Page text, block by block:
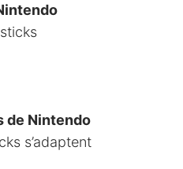
de Nintendo
s’adaptent